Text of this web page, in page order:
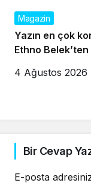
Magazin
Yazın en çok
Ethno
4 Ağustos 2026
Bir Cevap
E-posta